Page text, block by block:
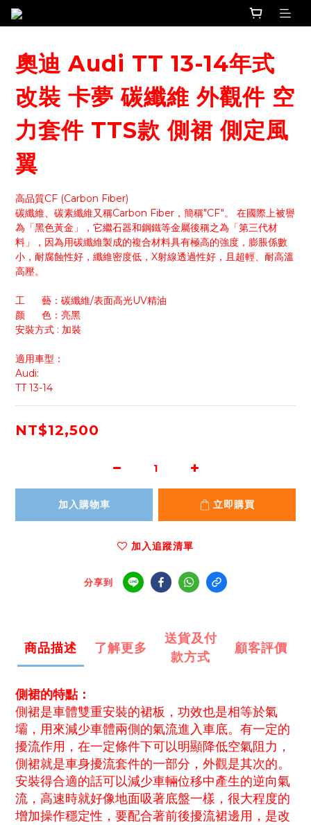
奧迪 Audi TT 13-14年式
改裝 卡夢 碳纖維 外觀件 空
力套件 TTS款 側裙 側定風
翼
高品質CF (Carbon Fiber)
碳纖維、碳素纖維又稱Carbon Fiber，簡稱"CF"。 在國際上被譽
為「黑色黃金」，它繼石器和鋼鐵等金屬後稱之為「第三代材
料」，因為用碳纖維製成的複合材料具有極高的強度，膨脹係數
小，耐腐蝕性好，纖維密度低，X射線透過性好，且超輕、耐高溫
高壓。
工      藝：碳纖維/表面高光UV精油
颜      色：亮黑
安裝方式 : 加裝
適用車型：
Audi:
TT 13-14
NT$12,500
加入購物車 立即購買
加入追蹤清單
分享到
商品描述 了解更多
送貨及付
款方式
顧客評價
側裙的特點：
側裙是車體雙重安裝的裙板，功效也是相等於氣
壩，用來減少車體兩側的氣流進入車底。有一定的
擾流作用，在一定條件下可以明顯降低空氣阻力，
側裙就是車身擾流套件的一部分，外觀是其次的。
安裝得合適的話可以減少車輛位移中產生的逆向氣
流，高速時就好像地面吸著底盤一樣，很大程度的
增加操作穩定性，要配合著前後擾流裙邊用，是改